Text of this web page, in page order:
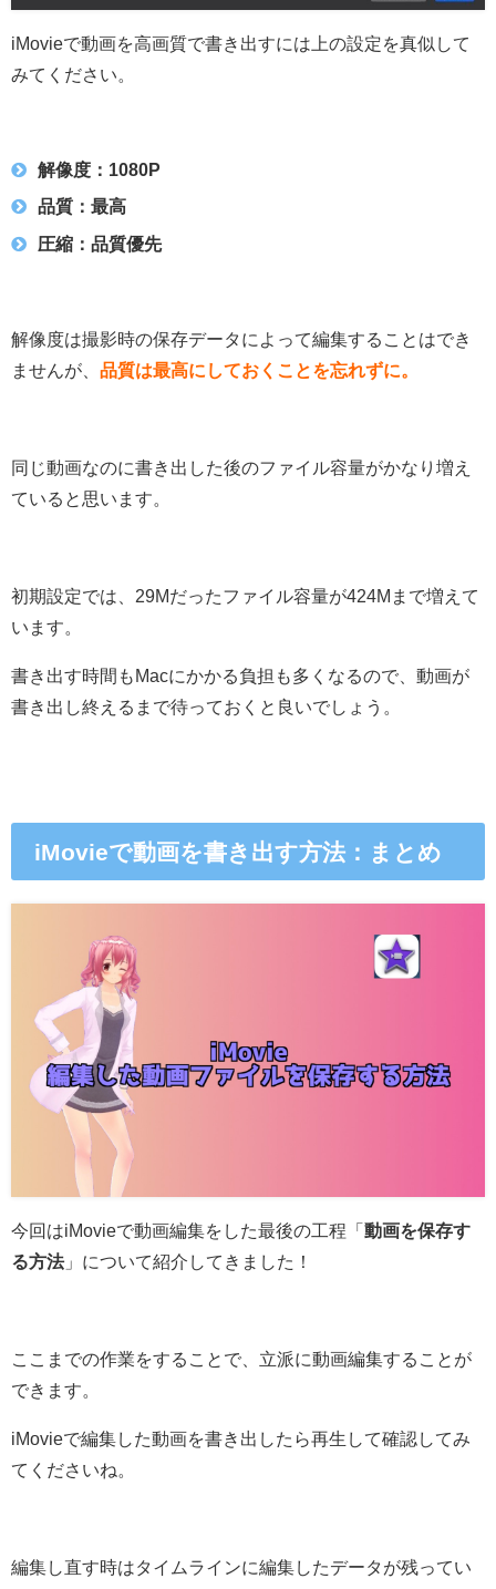
iMovieで動画を高画質で書き出すには上の設定を真似して
みてください。
解像度：1080P
品質：最高
圧縮：品質優先
解像度は撮影時の保存データによって編集することはでき
ませんが、 品質は最高にしておくことを忘れずに。
同じ動画なのに書き出した後のファイル容量がかなり増え
ていると思います。
初期設定では、29Mだったファイル容量が424Mまで増えて
います。
書き出す時間もMacにかかる負担も多くなるので、動画が
書き出し終えるまで待っておくと良いでしょう。
iMovieで動画を書き出す方法：まとめ
今回はiMovieで動画編集をした最後の工程「 動画を保存す
る方法」について紹介してきました！
ここまでの作業をすることで、立派に動画編集することが
できます。
iMovieで編集した動画を書き出したら再生して確認してみ
てくださいね。
編集し直す時はタイムラインに編集したデータが残ってい